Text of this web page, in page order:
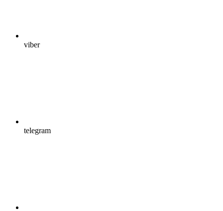
viber
telegram